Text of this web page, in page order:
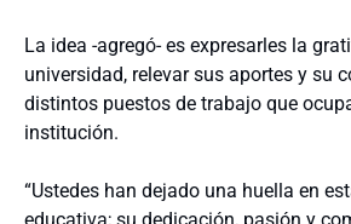
La idea -agregó- es expresarles la
universidad, relevar sus aportes y su
distintos puestos de trabajo que
institución.
“Ustedes han dejado una huella en
educativa; su dedicación, pasión y